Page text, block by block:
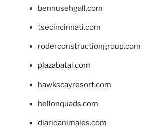
bennusehgall.com
tsecincinnati.com
roderconstructiongroup.com
plazabatai.com
hawkscayresort.com
hellonquads.com
diarioanimales.com